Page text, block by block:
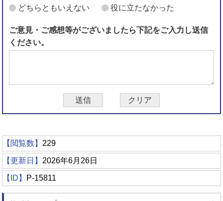
どちらともいえない 役に立たなかった
ご意見・ご感想等がございましたら下記をご入力し送信
ください。
【閲覧数】 229
【更新日】 2026年6月26日
【ID】 P-15811